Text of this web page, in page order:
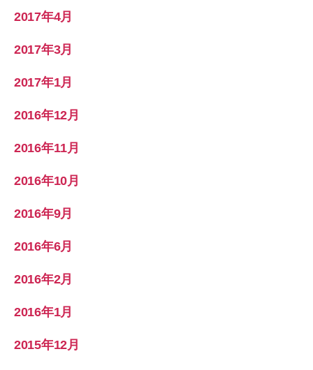
2017年4月
2017年3月
2017年1月
2016年12月
2016年11月
2016年10月
2016年9月
2016年6月
2016年2月
2016年1月
2015年12月